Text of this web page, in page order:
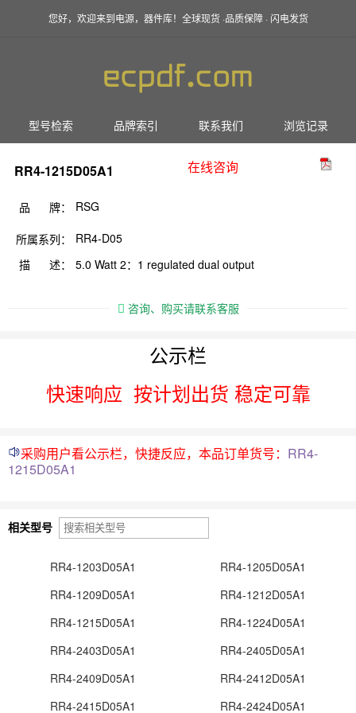
您好，欢迎来到电源，器件库！全球现货 ·品质保障 · 闪电发货
型号检索 品牌索引 联系我们 浏览记录
RR4-1215D05A1 在线咨询
品 牌： RSG
所属系列：
RR4-D05
描 述：
5.0 Watt 2：1 regulated dual output
咨询、购买请联系客服
公示栏
快速响应 按计划出货 稳定可靠
采购用户看公示栏，快捷反应，本品订单货号： RR4-
1215D05A1
相关型号
RR4-1203D05A1
RR4-1205D05A1
RR4-1209D05A1
RR4-1212D05A1
RR4-1215D05A1
RR4-1224D05A1
RR4-2403D05A1
RR4-2405D05A1
RR4-2409D05A1
RR4-2412D05A1
RR4-2415D05A1
RR4-2424D05A1